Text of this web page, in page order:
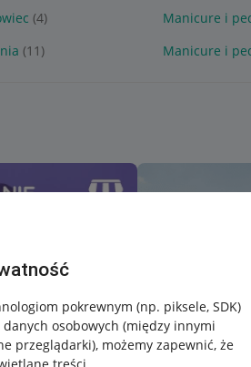
pokrewnym (np. piksele, SDK)
osobowych (między innymi
przeglądarki), możemy zapewnić, że
(4) Manicure i
(11) Manicure i